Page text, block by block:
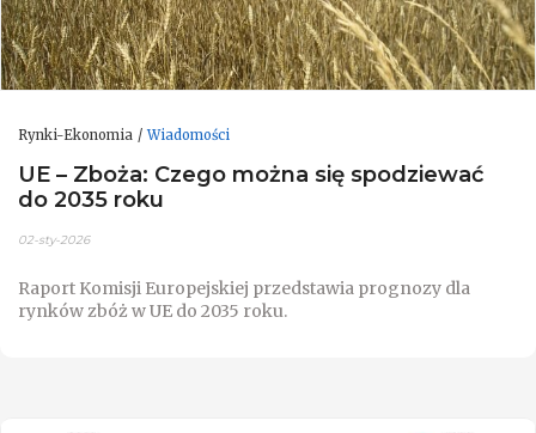
Rynki-Ekonomia Wiadomości
UE – Zboża: Czego można się spodziewać
do 2035 roku
02-sty-2026
Raport Komisji Europejskiej przedstawia prognozy dla
rynków zbóż w UE do 2035 roku.